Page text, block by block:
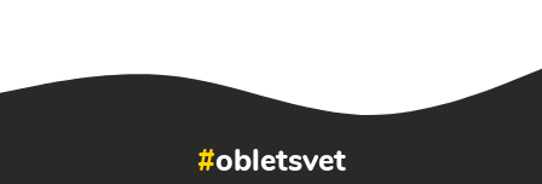
#obletsvet